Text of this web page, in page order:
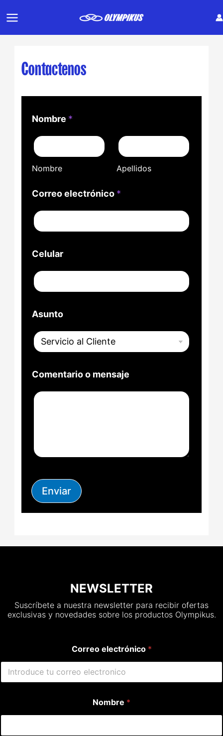
Contactenos
Nombre *
Nombre Apellidos
Correo electrónico *
Celular
Asunto
Comentario o mensaje
Enviar
NEWSLETTER
Suscríbete a nuestra newsletter para recibir ofertas
exclusivas y novedades sobre los productos Olympikus.
Correo electrónico *
Nombre *